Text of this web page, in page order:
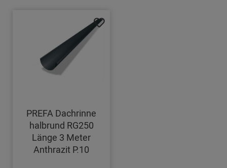
PREFA Dachrinne
halbrund RG250
Länge 3 Meter
Anthrazit P.10